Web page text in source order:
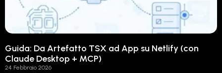
Guida: Da Artefatto TSX ad App su Netlify (con
Claude Desktop + MCP)
24 Febbraio 2026